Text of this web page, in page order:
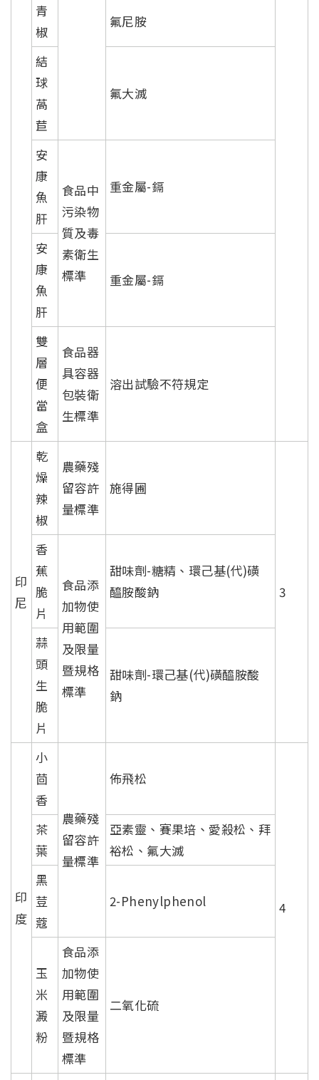
青
椒
氟尼胺
結
球
萵
苣
氟大滅
安
康
魚
肝
食品中
污染物
質及毒
素衛生
標準
重金屬-鎘
安
康
魚
肝
重金屬-鎘
雙
層
便
當
盒
食品器
具容器
包裝衛
生標準
溶出試驗不符規定
印
尼
乾
燥
辣
椒
農藥殘
留容許
量標準
施得圃
3
香
蕉
脆
片
食品添
加物使
用範圍
及限量
暨規格
標準
甜味劑-糖精、環己基(代)磺
醯胺酸鈉
蒜
頭
生
脆
片
甜味劑-環己基(代)磺醯胺酸
鈉
印
度
小
茴
香
農藥殘
留容許
量標準
佈飛松
4
茶
葉
亞素靈、賽果培、愛殺松、拜
裕松、氟大滅
黑
荳
蔻
2-Phenylphenol
玉
米
澱
粉
食品添
加物使
用範圍
及限量
暨規格
標準
二氧化硫